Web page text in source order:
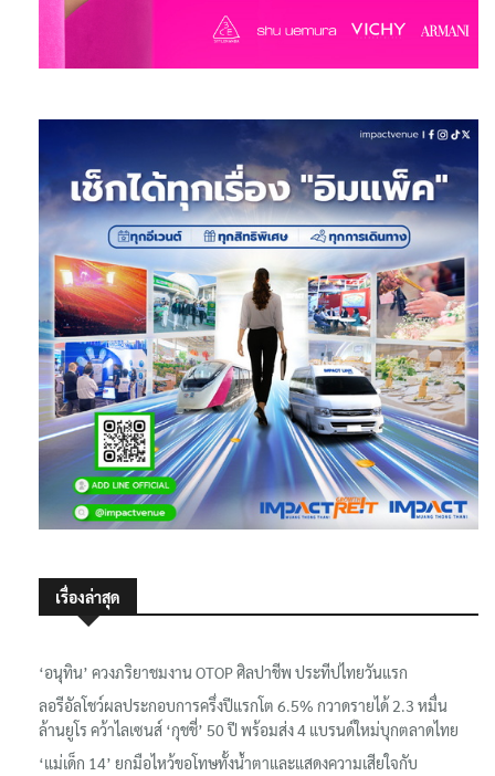
เรื่องล่าสุด
‘อนุทิน’ ควงภริยาชมงาน OTOP ศิลปาชีพ ประทีปไทยวันแรก
ลอรีอัลโชว์ผลประกอบการครึ่งปีแรกโต 6.5% กวาดรายได้ 2.3 หมื่น
ล้านยูโร คว้าไลเซนส์ ‘กุชชี่’ 50 ปี พร้อมส่ง 4 แบรนด์ใหม่บุกตลาดไทย
‘แม่เด็ก 14’ ยกมือไหว้ขอโทษทั้งน้ำตาและแสดงความเสียใจกับ